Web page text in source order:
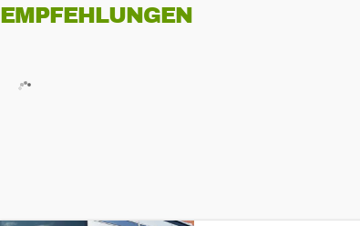
EMPFEHLUNGEN